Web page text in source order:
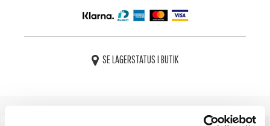
SE LAGERSTATUS I BUTIK